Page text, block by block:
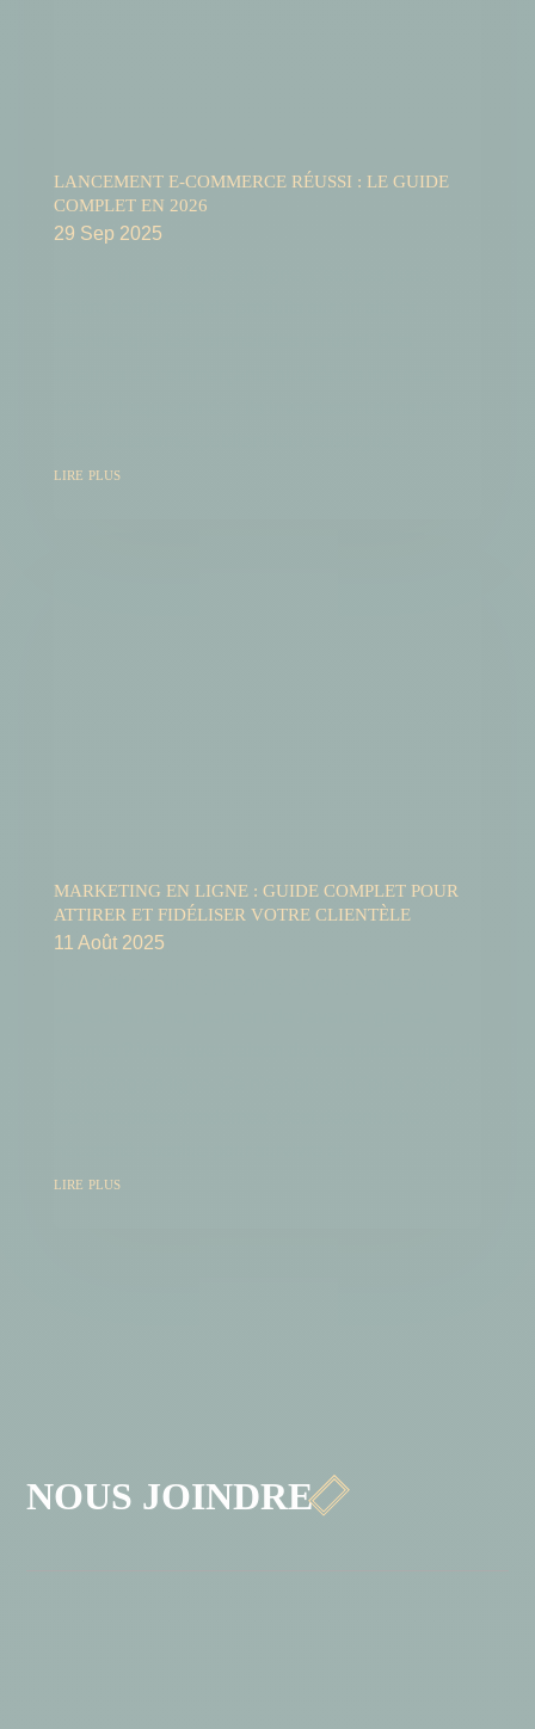
LANCEMENT E-COMMERCE RÉUSSI : LE GUIDE
COMPLET EN 2026
29 Sep 2025
lire plus
MARKETING EN LIGNE : GUIDE COMPLET POUR
ATTIRER ET FIDÉLISER VOTRE CLIENTÈLE
11 Août 2025
lire plus

NOUS JOINDRE